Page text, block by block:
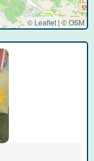
© Leaflet|©OSM